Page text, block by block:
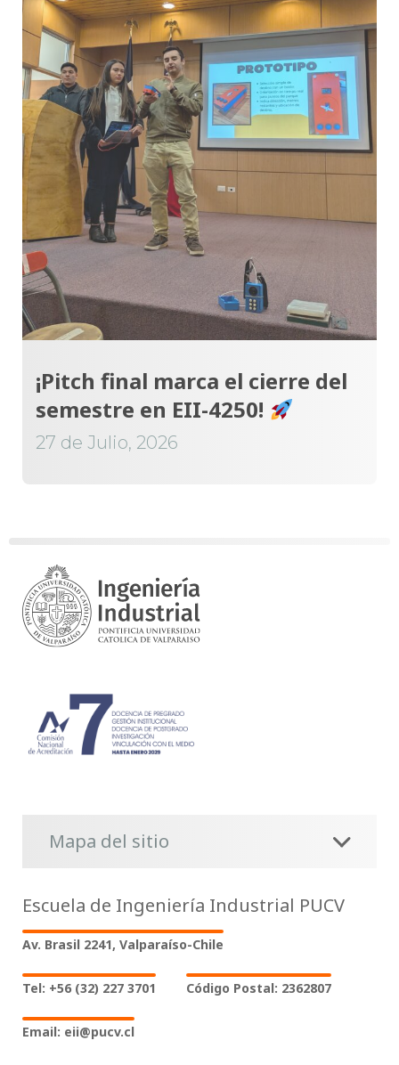
¡Pitch final marca el cierre del
semestre en EII-4250!
27 de Julio, 2026
Mapa del sitio
Escuela de Ingeniería Industrial PUCV
Av. Brasil 2241, Valparaíso-Chile
Tel: +56 (32) 227 3701 Código Postal: 2362807
Email: eii@pucv.cl